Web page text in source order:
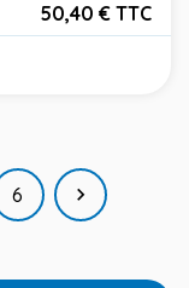
50,40 € TTC
6 Suivant
